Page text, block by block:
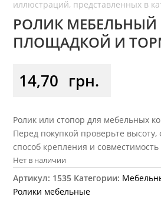
РОЛИК МЕБЕЛЬНЫЙ
ПЛОЩАДКОЙ И
14,70 грн.
Ролик или стопор для мебельных
Перед покупкой проверьте высоту,
способ крепления и совместимость
Нет в наличии
Артикул: 1535 Категории:
Ролики мебельные